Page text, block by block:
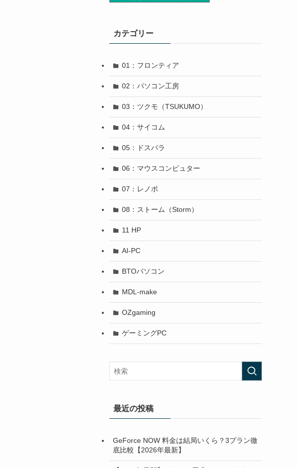
カテゴリー
01：フロンティア
02：パソコン工房
03：ツクモ（TSUKUMO）
04：サイコム
05：ドスパラ
06：マウスコンピュター
07：レノボ
08：ストーム（Storm）
11 HP
AI-PC
BTOパソコン
MDL-make
OZgaming
ゲーミングPC
最近の投稿
GeForce NOW 料金は結局いくら？3プラン徹
底比較【2026年最新】